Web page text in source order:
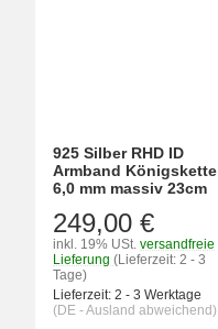
925 Silber RHD ID
Armband Königskette
6,0 mm massiv 23cm
249,00 €
inkl. 19% USt. versandfreie
Lieferung (Lieferzeit: 2 - 3
Tage)
Lieferzeit: 2 - 3 Werktage
(DE - Ausland abweichend)